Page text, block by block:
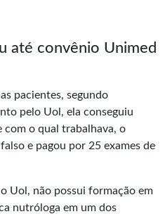
até convênio Unimed
pacientes, segundo
pelo Uol, ela conseguiu
com o qual trabalhava, o
e pagou por 25 exames de
Uol, não possui formação em
nutróloga em um dos